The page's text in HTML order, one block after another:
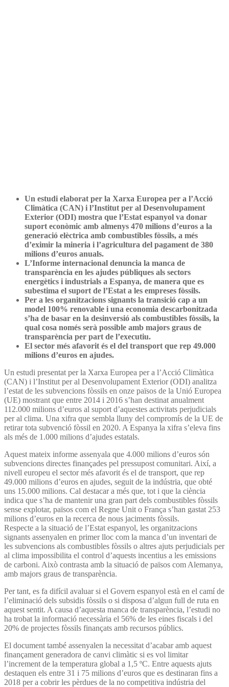
Un estudi elaborat per la Xarxa Europea per a l’Acció
Climàtica (CAN) i l’Institut per al Desenvolupament
Exterior (ODI) mostra que l’Estat espanyol va donar
suport econòmic amb almenys 470 milions d’euros a la
generació elèctrica amb combustibles fòssils, a més
d’eximir la mineria i l’agricultura del pagament de 380
milions d’euros anuals.
L’Informe internacional denuncia la manca de
transparència en les ajudes públiques als sectors
energètics i industrials a Espanya, de manera que es
subestima el suport de l’Estat a les empreses fòssils.
Per a les organitzacions signants la transició cap a un
model 100% renovable i una economia descarbonitzada
s’ha de basar en la desinversió als combustibles fòssils, la
qual cosa només serà possible amb majors graus de
transparència per part de l’executiu.
El sector més afavorit és el del transport que rep 49.000
milions d’euros en ajudes.
Un estudi presentat per la Xarxa Europea per a l’Acció Climàtica
(CAN) i l’Institut per al Desenvolupament Exterior (ODI) analitza
l’estat de les subvencions fòssils en onze països de la Unió Europea
(UE) mostrant que entre 2014 i 2016 s’han destinat anualment
112.000 milions d’euros al suport d’aquestes activitats perjudicials
per al clima. Una xifra que sembla lluny del compromís de la UE de
retirar tota subvenció fòssil en 2020. A Espanya la xifra s’eleva fins
als més de 1.000 milions d’ajudes estatals.
Aquest mateix informe assenyala que 4.000 milions d’euros són
subvencions directes finançades pel pressupost comunitari. Així, a
nivell europeu el sector més afavorit és el de transport, que rep
49.000 milions d’euros en ajudes, seguit de la indústria, que obté
uns 15.000 milions. Cal destacar a més que, tot i que la ciència
indica que s’ha de mantenir una gran part dels combustibles fòssils
sense explotar, països com el Regne Unit o França s’han gastat 253
milions d’euros en la recerca de nous jaciments fòssils.
Respecte a la situació de l’Estat espanyol, les organitzacions
signants assenyalen en primer lloc com la manca d’un inventari de
les subvencions als combustibles fòssils o altres ajuts perjudicials per
al clima impossibilita el control d’aquests incentius a les emissions
de carboni. Això contrasta amb la situació de països com Alemanya,
amb majors graus de transparència.
Per tant, es fa difícil avaluar si el Govern espanyol està en el camí de
l’eliminació dels subsidis fòssils o si disposa d’algun full de ruta en
aquest sentit. A causa d’aquesta manca de transparència, l’estudi no
ha trobat la informació necessària el 56% de les eines fiscals i del
20% de projectes fòssils finançats amb recursos públics.
El document també assenyalen la necessitat d’acabar amb aquest
finançament generadora de canvi climàtic si es vol limitar
l’increment de la temperatura global a 1,5 ºC. Entre aquests ajuts
destaquen els entre 31 i 75 milions d’euros que es destinaran fins a
2018 per a cobrir les pèrdues de la no competitiva indústria del